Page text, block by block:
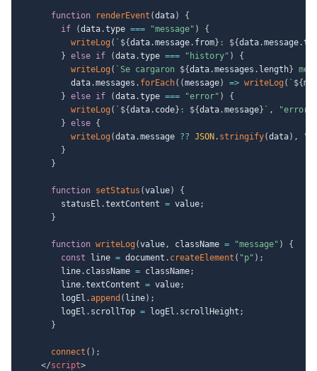
function renderEvent (data)
{
if
(data.type === "message" )
{
writeLog ( ` ${data.message. from} : ${data.message.
} else if (data.type === "history" )
{
writeLog ( ` Se cargaron ${data.messages . length}
          data
.messages . forEach( (message) => writeLog ( ` ${
} else if (data.type === "error" )
{
writeLog ( ` ${data. code} : ${data.message} ` , "error"
} else {
writeLog (data.message ?? JSON . stringify(data) ,
}
}
function setStatus (value)
{
        statusEl
.textContent = value;
}
function writeLog (value, className = "message" )
{
const line = document . createElement ( "p" ) ;
        line
. className = className;
        line
.textContent = value;
        logEl
.append ( line) ;
        logEl
. scrollTop = logEl . scrollHeight ;
}
connect ( ) ;
</script>